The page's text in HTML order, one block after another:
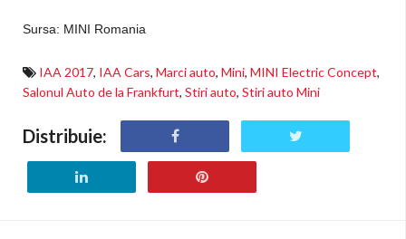
Sursa: MINI Romania
IAA 2017, IAA Cars, Marci auto, Mini, MINI Electric Concept,
Salonul Auto de la Frankfurt, Stiri auto, Stiri auto Mini
Distribuie: